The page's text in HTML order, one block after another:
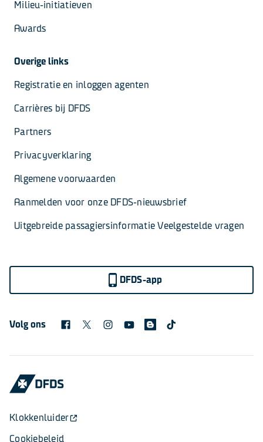
Milieu-initiatieven
Awards
Overige links
Registratie en inloggen agenten
Carrières bij DFDS
Partners
Privacyverklaring
Algemene voorwaarden
Aanmelden voor onze DFDS-nieuwsbrief
Uitgebreide passagiersinformatie Veelgestelde vragen
DFDS-app
Volg ons
Klokkenluider
Cookiebeleid